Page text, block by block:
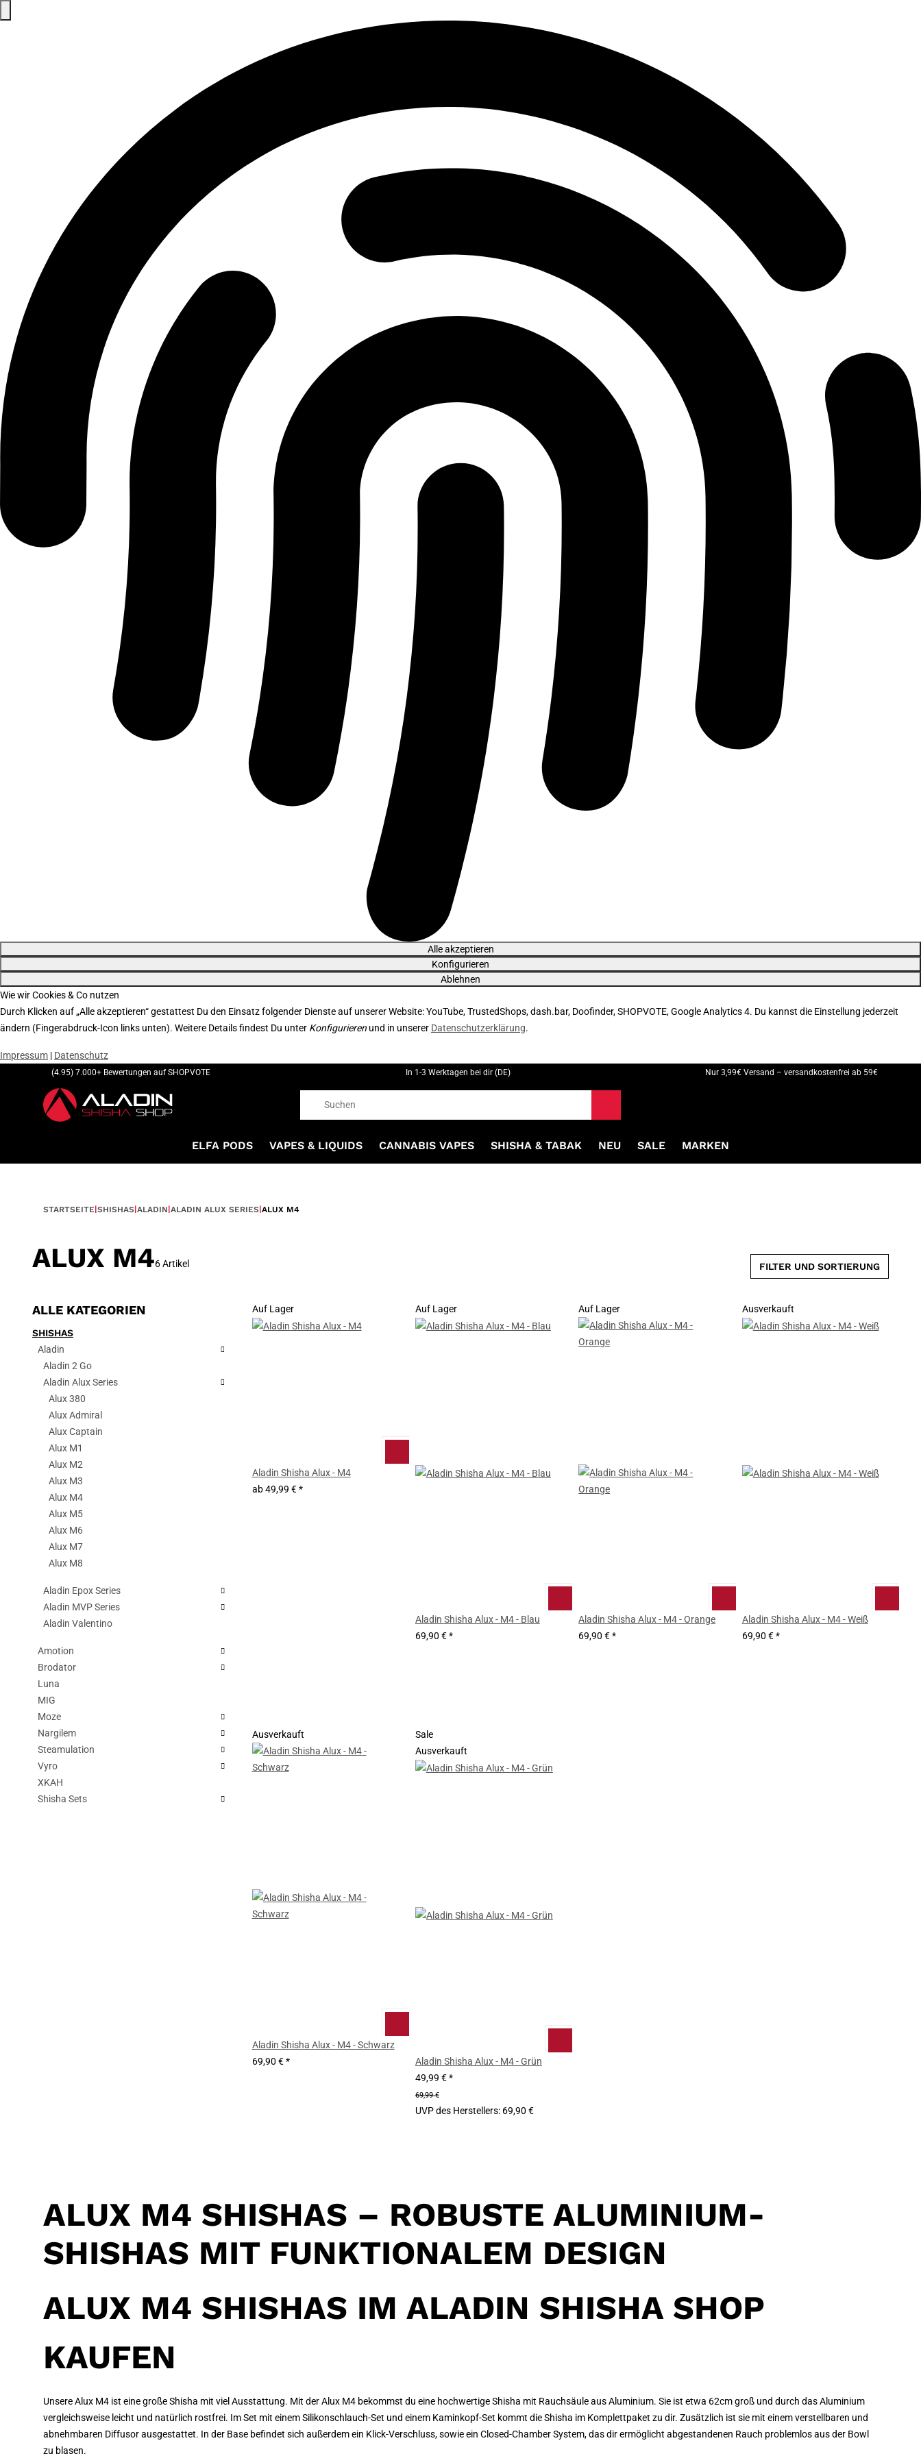
Alle akzeptieren
Konfigurieren
Ablehnen
Wie wir Cookies & Co nutzen
Durch Klicken auf „Alle akzeptieren“ gestattest Du den Einsatz folgender Dienste auf unserer Website: YouTube, TrustedShops, dash.bar, Doofinder, SHOPVOTE, Google Analytics 4. Du kannst die Einstellung jederzeit
ändern (Fingerabdruck-Icon links unten). Weitere Details findest Du unter Konfigurieren und in unserer Datenschutzerklärung.
Impressum | Datenschutz
(4.95) 7.000+ Bewertungen auf SHOPVOTE In 1-3 Werktagen bei dir (DE) Nur 3,99€ Versand – versandkostenfrei ab 59€
ELFA PODS VAPES & LIQUIDS CANNABIS VAPES SHISHA & TABAK NEU SALE MARKEN
STARTSEITE SHISHAS ALADIN ALADIN ALUX SERIES ALUX M4
Auf Lager
Aladin Shisha Alux - M4
ab49,99 €*
Auf Lager
Aladin Shisha Alux - M4 - Blau
69,90 €*
Auf Lager
Aladin Shisha Alux - M4 - Orange
69,90 €*
Ausverkauft
Aladin Shisha Alux - M4 - Weiß
69,90 €*
Ausverkauft
Aladin Shisha Alux - M4 - Schwarz
69,90 €*
Sale
Ausverkauft
Aladin Shisha Alux - M4 - Grün
49,99 €*
69,99 €
UVP des Herstellers: 69,90 €
ALLE KATEGORIEN
SHISHAS
Aladin
Aladin 2 Go
Aladin Alux Series
Alux 380
Alux Admiral
Alux Captain
Alux M1
Alux M2
Alux M3
Alux M4
Alux M5
Alux M6
Alux M7
Alux M8
Aladin Epox Series
Aladin MVP Series
Aladin Valentino
Amotion
Brodator
Luna
MIG
Moze
Nargilem
Steamulation
Vyro
XKAH
Shisha Sets
ALUX M46 Artikel FILTER UND SORTIERUNG
ALUX M4 SHISHAS – ROBUSTE ALUMINIUM-
SHISHAS MIT FUNKTIONALEM DESIGN
ALUX M4 SHISHAS IM ALADIN SHISHA SHOP
KAUFEN
Unsere Alux M4 ist eine große Shisha mit viel Ausstattung. Mit der Alux M4 bekommst du eine hochwertige Shisha mit Rauchsäule aus Aluminium. Sie ist etwa 62cm groß und durch das Aluminium
vergleichsweise leicht und natürlich rostfrei. Im Set mit einem Silikonschlauch-Set und einem Kaminkopf-Set kommt die Shisha im Komplettpaket zu dir. Zusätzlich ist sie mit einem verstellbaren und
abnehmbaren Diffusor ausgestattet. In der Base befindet sich außerdem ein Klick-Verschluss, sowie ein Closed-Chamber System, das dir ermöglicht abgestandenen Rauch problemlos aus der Bowl
zu blasen.